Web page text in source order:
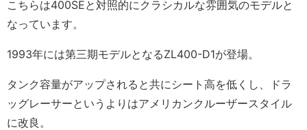
こちらは400SEと対照的にクラシカルな雰囲気のモデルと
なっています。
1993年には第三期モデルとなるZL400-D1が登場。
タンク容量がアップされると共にシート高を低くし、ドラ
ッグレーサーというよりはアメリカンクルーザースタイル
に改良。